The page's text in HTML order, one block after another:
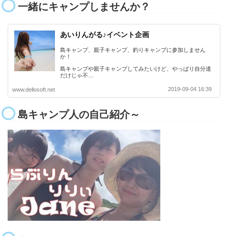
一緒にキャンプしませんか？
あいりんがる♪イベント企画
島キャンプ、親子キャンプ、釣りキャンプに参加しません
か！
島キャンプや親子キャンプしてみたいけど、やっぱり自分達
だけじゃ不…
www.dellosoft.net 2019-09-04 16:39
島キャンプ人の自己紹介～